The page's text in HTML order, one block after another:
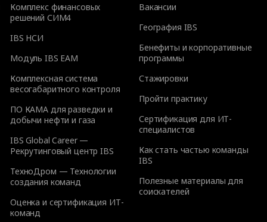
Комплекс финансовых
решений СИМ4
IBS НСИ
Модуль IBS EAM
Комплексная система
весогабаритного контроля
ПО КАМА для разведки и
добычи нефти и газа
IBS Global Career —
Рекрутинговый центр IBS
ТехноДром — Технологии
создания команд
Оценка и сертификация ИТ-
команд
Вакансии
География IBS
Бенефиты и корпоративные
программы
Стажировки
Пройти практику
Сертификация для ИТ-
специалистов
Как стать частью команды
IBS
Полезные материалы для
соискателей